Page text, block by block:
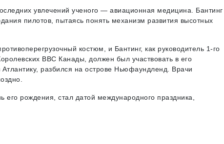
увлечений ученого — авиационная медицина. Бантинг
пилотов, пытаясь понять механизм развития высотных
костюм, и Бантинг, как руководитель 1-го
ВВС Канады, должен был участвовать в его
разбился на острове Ньюфаундленд. Врачи
рождения, стал датой международного праздника,